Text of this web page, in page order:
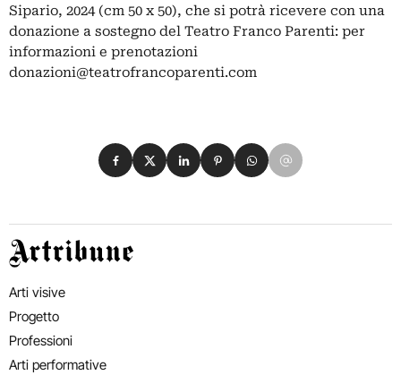
Sipario, 2024 (cm 50 x 50), che si potrà ricevere con una
donazione a sostegno del Teatro Franco Parenti: per
informazioni e prenotazioni
donazioni@teatrofrancoparenti.com
Condividi su Facebook
Condividi su X
Condividi su LinkedIn
Condividi su Pinterest
Condividi su WhatsApp
Condividi su Email
Artribune
Arti visive
Progetto
Professioni
Arti performative